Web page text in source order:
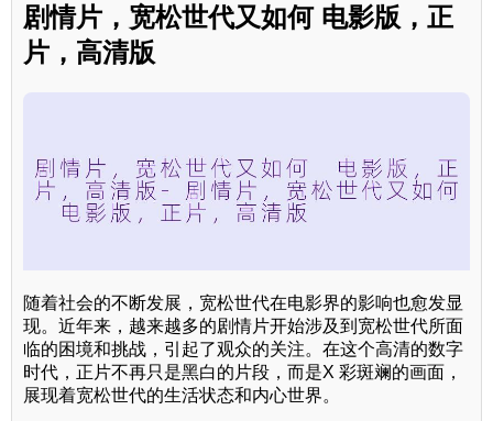
剧情片，宽松世代又如何 电影版，正
片，高清版
随着社会的不断发展，宽松世代在电影界的影响也愈发显
现。近年来，越来越多的剧情片开始涉及到宽松世代所面
临的困境和挑战，引起了观众的关注。在这个高清的数字
时代，正片不再只是黑白的片段，而是X 彩斑斓的画面，
展现着宽松世代的生活状态和内心世界。